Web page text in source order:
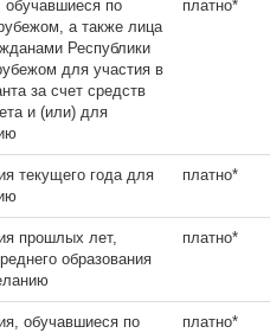
обучавшиеся по
а также лица
Республики
для участия в
за счет средств
и (или) для
платно*
текущего года для
платно*
прошлых лет,
образования
платно*
обучавшиеся по
платно*